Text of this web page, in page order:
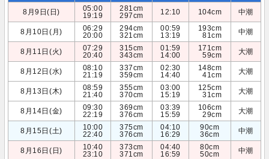
8月9日(日)
05:00
19:19
281cm
297cm
12:10 104cm 中潮
8月10日(月)
06:29
20:00
294cm
321cm
00:59
13:19
193cm
81cm
中潮
8月11日(火)
07:29
20:40
315cm
343cm
01:59
14:00
171cm
59cm
大潮
8月12日(水)
08:10
21:19
337cm
359cm
02:30
14:40
148cm
41cm
大潮
8月13日(木)
08:59
21:40
355cm
370cm
03:00
15:19
125cm
31cm
大潮
8月14日(金)
09:30
22:19
369cm
376cm
03:39
15:59
106cm
29cm
大潮
8月15日(土)
10:00
22:40
375cm
376cm
04:10
16:29
90cm
36cm
中潮
8月16日(日)
10:40
23:10
373cm
371cm
04:40
16:59
80cm
50cm
中潮